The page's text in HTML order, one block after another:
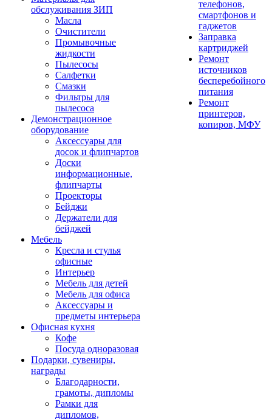
обслуживания ЗИП
Масла
Очистители
Промывочные
жидкости
Пылесосы
Салфетки
Смазки
Фильтры для
пылесоса
Демонстрационное
оборудование
Аксессуары для
досок и флипчартов
Доски
информационные,
флипчарты
Проекторы
Бейджи
Держатели для
бейджей
Мебель
Кресла и стулья
офисные
Интерьер
Мебель для детей
Мебель для офиса
Аксессуары и
предметы интерьера
Офисная кухня
Кофе
Посуда одноразовая
Подарки, сувениры,
награды
Благодарности,
грамоты, дипломы
Рамки для
дипломов,
телефонов,
смартфонов и
гаджетов
Заправка
картриджей
Ремонт
источников
бесперебойного
питания
Ремонт
принтеров,
копиров, МФУ